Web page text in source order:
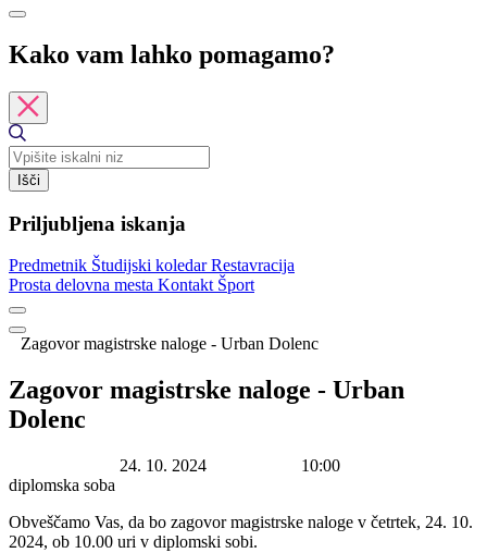
Kako vam lahko pomagamo?
Išči
Priljubljena iskanja
Predmetnik Študijski koledarRestavracija
Prosta delovna mesta Kontakt Šport
Zagovor magistrske naloge - Urban Dolenc
Zagovor magistrske naloge - Urban
Dolenc
24. 10. 2024 10:00
diplomska soba
Obveščamo Vas, da bo zagovor magistrske naloge v četrtek, 24. 10.
2024, ob 10.00 uri v diplomski sobi.